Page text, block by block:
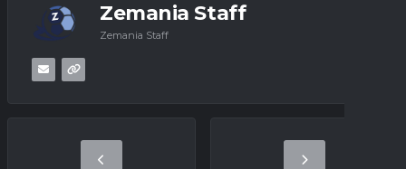
Zemania Staff
Zemania Staff